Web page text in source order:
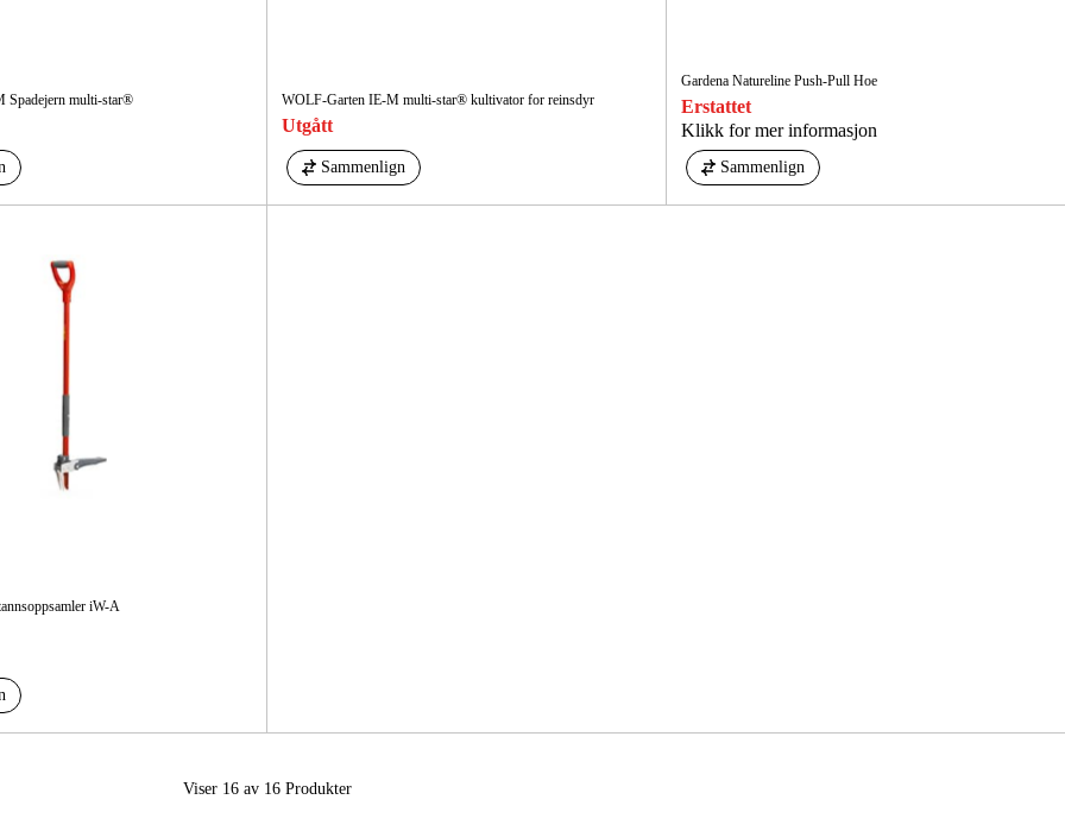
Spadejern multi-star® WOLF-Garten IE-M multi-star® kultivator for reinsdyr
Utgått
Sammenlign
Gardena Natureline Push-Pull Hoe
Erstattet
Klikk for mer informasjon
Sammenlign
iW-A
Viser 16 av 16 Produkter